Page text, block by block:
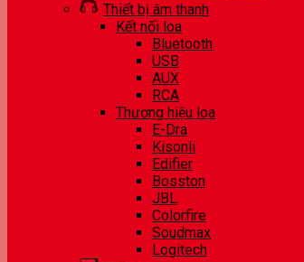
Thiết bị âm thanh
Kết nối loa
Bluetooth
USB
AUX
RCA
Thương hiệu loa
E-Dra
Kisonli
Edifier
Bosston
JBL
Colorfire
Soudmax
Logitech